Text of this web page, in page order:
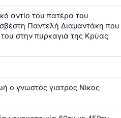
αντίο του πατέρα του
Παντελή Διαμαντάκη που
στην πυρκαγιά της Κρύας
ο γνωστός γιατρός Νίκος